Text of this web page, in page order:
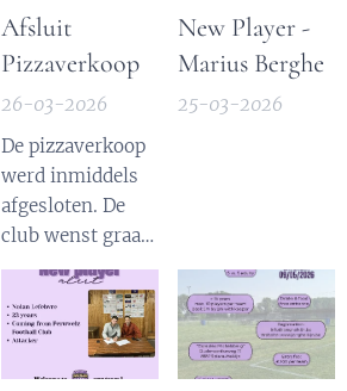
2010 & 2020-
2026 was
Quentin te
bewonderen op
onze velden.
Nous te
souhaitons tout
le meilleur pour
l'avenir, Quentin.
Afsluit
Pizzaverkoop
26-03-2026
De pizzaverkoop
werd inmiddels
afgesloten. De
club wenst graag
iedereen
bedanken die een
bestelling
New Player -
Marius Berghe
25-03-2026